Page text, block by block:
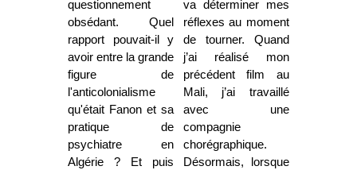
questionnement
obsédant. Quel
rapport pouvait-il y
avoir entre la grande
figure de
l'anticolonialisme
qu'était Fanon et sa
pratique de
psychiatre en
Algérie ? Et puis
va déterminer mes
réflexes au moment
de tourner. Quand
j’ai réalisé mon
précédent film au
Mali, j’ai travaillé
avec une
compagnie
chorégraphique.
Désormais, lorsque